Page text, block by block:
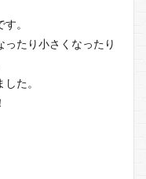
。
たり小さくなったり
た。